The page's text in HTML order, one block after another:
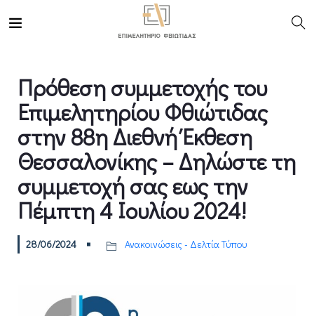
Πρόθεση συμμετοχής του
Επιμελητηρίου Φθιώτιδας
στην 88η Διεθνή Έκθεση
Θεσσαλονίκης – Δηλώστε τη
συμμετοχή σας εως την
Πέμπτη 4 Ιουλίου 2024!
28/06/2024 Ανακοινώσεις - Δελτία Τύπου